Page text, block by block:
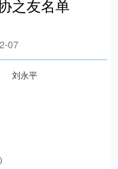
之友名单
07
永平